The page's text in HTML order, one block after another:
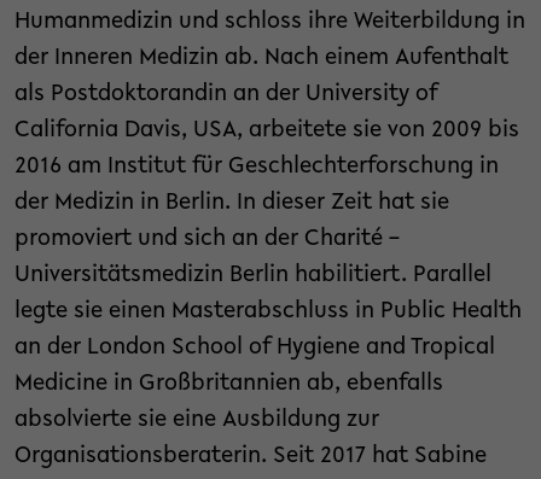
Humanmedizin und schloss ihre Weiterbildung in
der Inneren Medizin ab. Nach einem Aufenthalt
als Postdoktorandin an der University of
California Davis, USA, arbeitete sie von 2009 bis
2016 am Institut für Geschlechterforschung in
der Medizin in Berlin. In dieser Zeit hat sie
promoviert und sich an der Charité –
Universitätsmedizin Berlin habilitiert. Parallel
legte sie einen Masterabschluss in Public Health
an der London School of Hygiene and Tropical
Medicine in Großbritannien ab, ebenfalls
absolvierte sie eine Ausbildung zur
Organisationsberaterin. Seit 2017 hat Sabine